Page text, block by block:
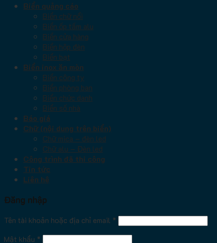
Biển quảng cáo
Biển chữ nổi
Biển ốp tấm alu
Biển cửa hàng
Biển hộp đèn
Biển bạt
Biển inox ăn mòn
Biển công ty
Biển phòng ban
Biển chức danh
Biển số nhà
Báo giá
Chữ (nội dung trên biển)
Chữ mica – đèn led
Chữ alu – Đèn led
Công trình đã thi công
Tin tức
Liên hệ
Đăng nhập
Tên tài khoản hoặc địa chỉ email *
Mật khẩu *